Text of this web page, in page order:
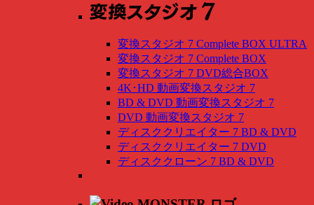
変換スタジオ 7 Complete BOX ULTRA
変換スタジオ 7 Complete BOX
変換スタジオ 7 DVD総合BOX
4K･HD 動画変換スタジオ 7
BD & DVD 動画変換スタジオ 7
DVD 動画変換スタジオ 7
ディスククリエイター 7 BD & DVD
ディスククリエイター 7 DVD
ディスククローン 7 BD & DVD